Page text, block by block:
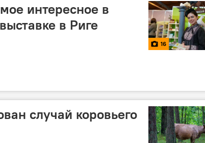
интересное в
в Риге
16
случай коровьего